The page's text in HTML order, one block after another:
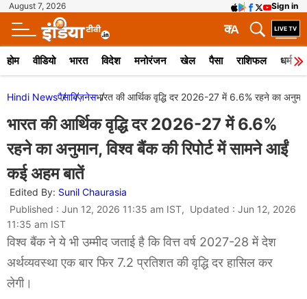
August 7, 2026 Sign in
A
क
होम वीडियो भारत विदेश मनोरंजन खेल पैसा राशिफल धर्म
Hindi Newsपैसाबिज़नेसभारत की आर्थिक वृद्धि दर 2026-27 में 6.6% रहने का
भारत की आर्थिक वृद्धि दर 2026-27 में 6.6%
रहने का अनुमान, विश्व बैंक की रिपोर्ट में सामने आईं
कई अहम बातें
Edited By: Sunil Chaurasia
Published : Jun 12, 2026 11:35 am IST, Updated : Jun 12, 2026
11:35 am IST
विश्व बैंक ने ये भी उम्मीद जताई है कि वित्त वर्ष 2027-28 में देश
अर्थव्यवस्था एक बार फिर 7.2 प्रतिशत की वृद्धि दर हासिल कर
लेगी।